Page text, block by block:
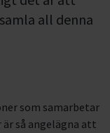
all denna
som samarbetar
är så angelägna att